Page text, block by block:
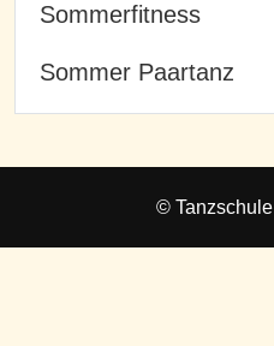
Sommerfitness
Sommer Paartanz
©